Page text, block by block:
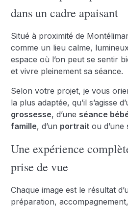
dans un cadre apaisant
Situé à proximité de
comme un lieu calme,
espace où l’on peut se sentir
et vivre pleinement sa séance.
Selon votre projet, je vous
la plus adaptée, qu’il s’agisse
grossesse, d’une séance
famille, d’un portrait ou d’une
Une expérience
prise de vue
Chaque image est le résultat
préparation,